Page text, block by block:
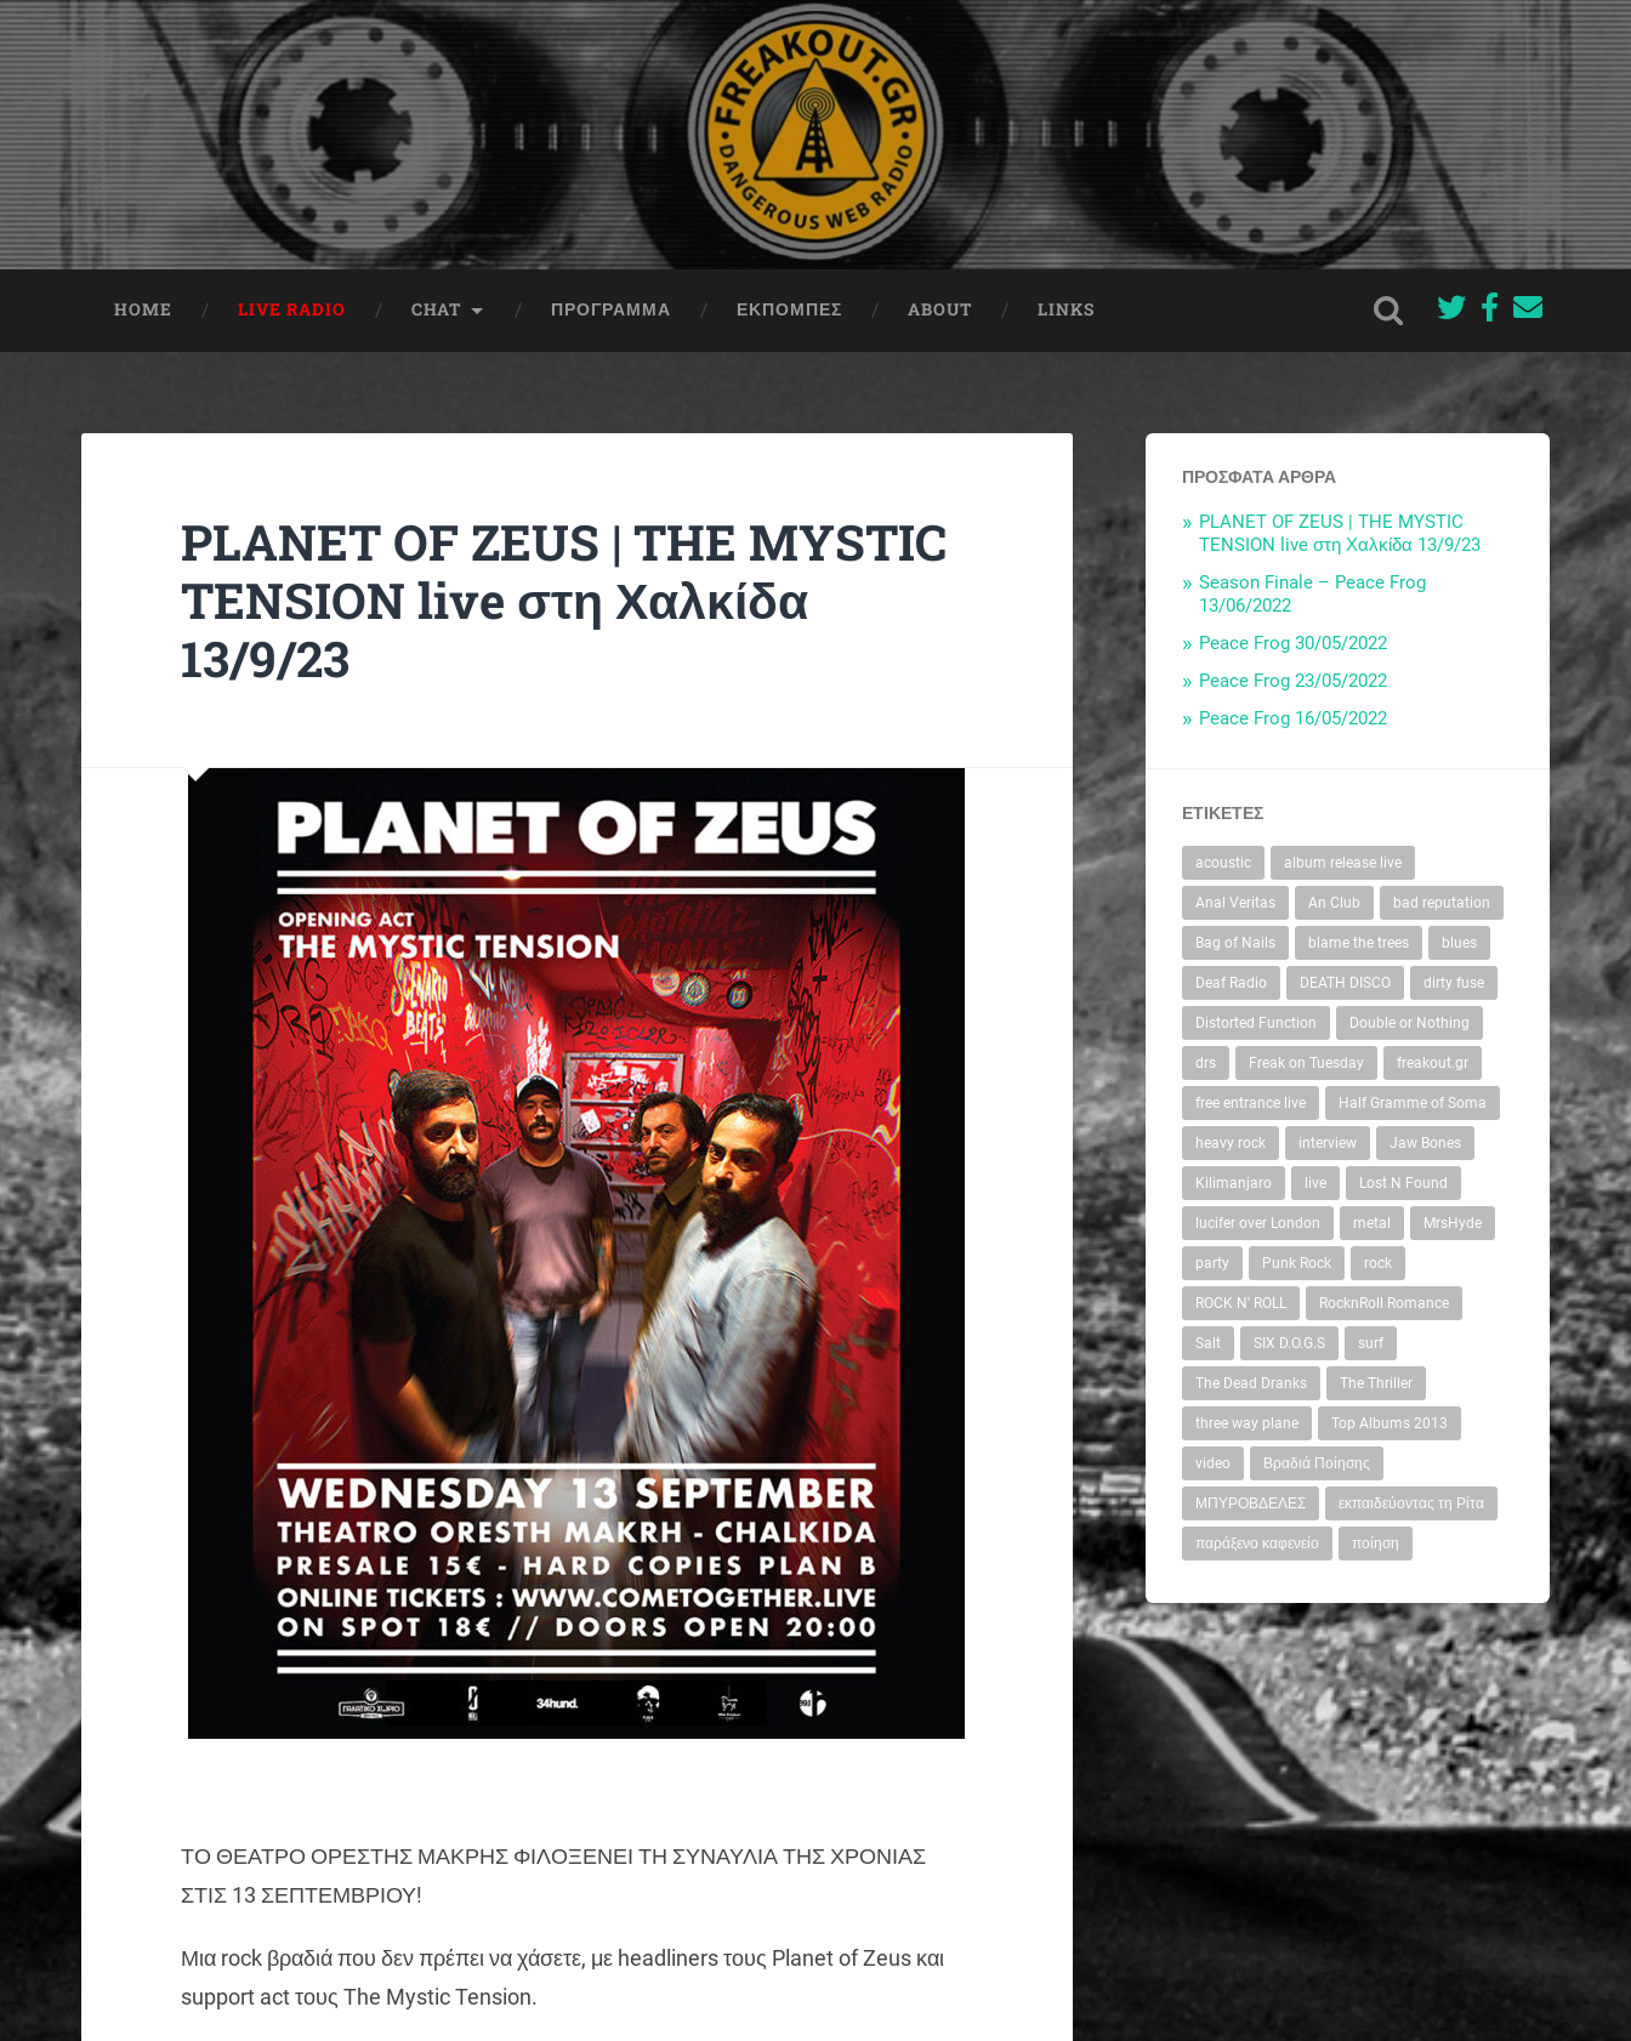
HOME LIVE RADIO CHAT ΠΡΟΓΡΑΜΜΑ ΕΚΠΟΜΠΈΣ ABOUT LINKS
PLANET OF ZEUS | THE MYSTIC
TENSION live στη Χαλκίδα
13/9/23
ΤΟ ΘΕΑΤΡΟ ΟΡΕΣΤΗΣ ΜΑΚΡΗΣ ΦΙΛΟΞΕΝΕΙ ΤΗ ΣΥΝΑΥΛΙΑ ΤΗΣ ΧΡΟΝΙΑΣ
ΣΤΙΣ 13 ΣΕΠΤΕΜΒΡΙΟΥ!
Μια rock βραδιά που δεν πρέπει να χάσετε, με headliners τους Planet of Zeus και
support act τους The Mystic Tension.
ΠΡΌΣΦΑΤΑ ΆΡΘΡΑ
PLANET OF ZEUS | THE MYSTIC
TENSION live στη Χαλκίδα 13/9/23
Season Finale – Peace Frog
13/06/2022
Peace Frog 30/05/2022
Peace Frog 23/05/2022
Peace Frog 16/05/2022
ΕΤΙΚΈΤΕΣ
acoustic album release live
Anal Veritas An Club bad reputation
Bag of Nails blame the trees blues
Deaf Radio DEATH DISCO dirty fuse
Distorted Function Double or Nothing
drs Freak on Tuesday freakout.gr
free entrance live Half Gramme of Soma
heavy rock interview Jaw Bones
Kilimanjaro live Lost N Found
lucifer over London metal MrsHyde
party Punk Rock rock
ROCK N' ROLL RocknRoll Romance
Salt SIX D.O.G.S surf
The Dead Dranks The Thriller
three way plane Top Albums 2013
video Βραδιά Ποίησης
ΜΠΥΡΟΒΔΕΛΕΣ εκπαιδεύοντας τη Ρίτα
παράξενο καφενείο ποίηση